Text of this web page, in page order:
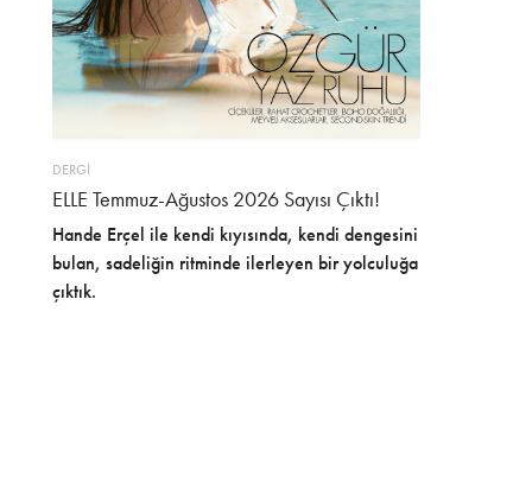
DERGİ
ELLE Temmuz-Ağustos 2026 Sayısı Çıktı!
Hande Erçel ile kendi kıyısında, kendi dengesini
bulan, sadeliğin ritminde ilerleyen bir yolculuğa
çıktık.